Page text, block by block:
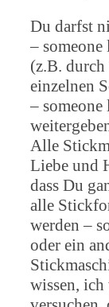
Du darfst
–
(z.B. durch
einzelnen
–
Alle
Liebe und
dass Du
alle
werden –
oder ein
wissen,